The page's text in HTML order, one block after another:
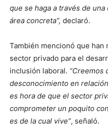
que se haga a través de
área concreta”, declaró.
También mencionó que
sector privado para el
inclusión laboral. “Creemos
desconocimiento en
es hora de que el sector
comprometer un poquito
es de la cual vive”, señaló.